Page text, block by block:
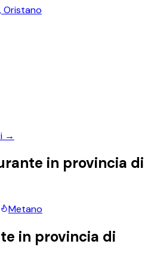
,Oristano
→
in provincia di
Metano
in provincia di